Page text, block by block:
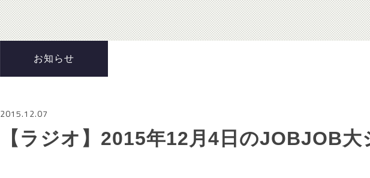
お知らせ
2015.12.07
【ラジオ】2015年12月4日のJOBJOB大